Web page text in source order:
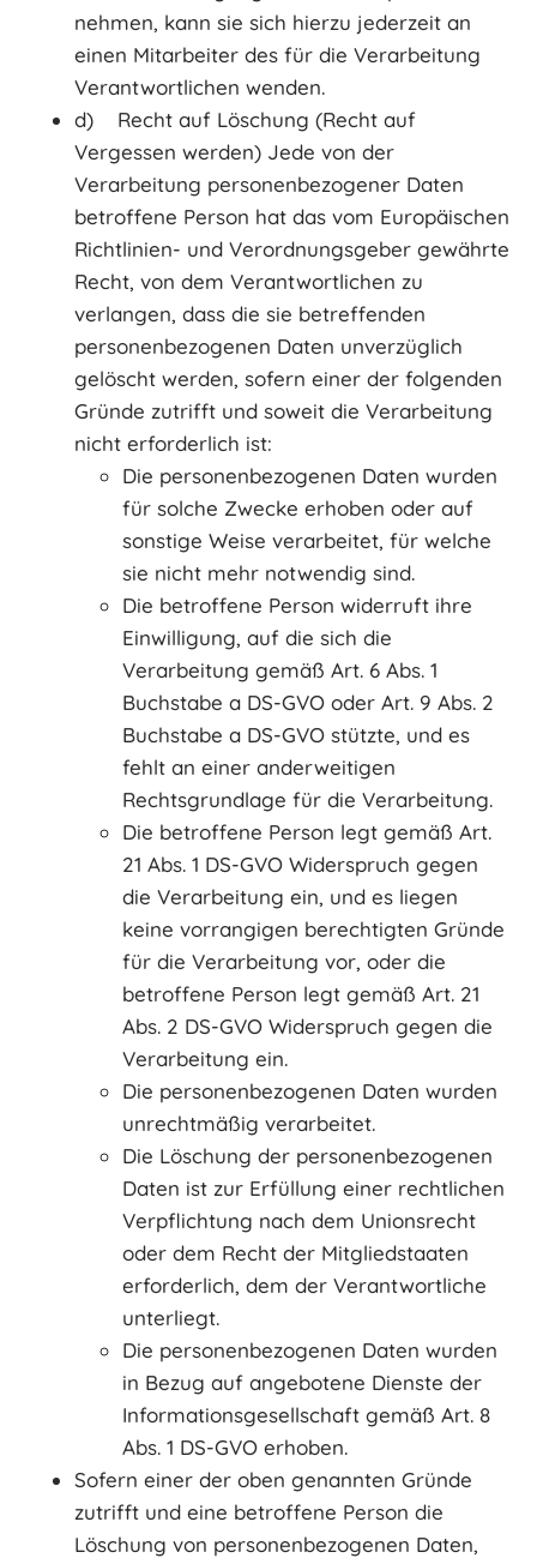
nehmen, kann sie sich hierzu jederzeit an
einen Mitarbeiter des für die Verarbeitung
Verantwortlichen wenden.
d) Recht auf Löschung (Recht auf
Vergessen werden) Jede von der
Verarbeitung personenbezogener Daten
betroffene Person hat das vom Europäischen
Richtlinien- und Verordnungsgeber gewährte
Recht, von dem Verantwortlichen zu
verlangen, dass die sie betreffenden
personenbezogenen Daten unverzüglich
gelöscht werden, sofern einer der folgenden
Gründe zutrifft und soweit die Verarbeitung
nicht erforderlich ist:
Die personenbezogenen Daten wurden
für solche Zwecke erhoben oder auf
sonstige Weise verarbeitet, für welche
sie nicht mehr notwendig sind.
Die betroffene Person widerruft ihre
Einwilligung, auf die sich die
Verarbeitung gemäß Art. 6 Abs. 1
Buchstabe a DS-GVO oder Art. 9 Abs. 2
Buchstabe a DS-GVO stützte, und es
fehlt an einer anderweitigen
Rechtsgrundlage für die Verarbeitung.
Die betroffene Person legt gemäß Art.
21 Abs. 1 DS-GVO Widerspruch gegen
die Verarbeitung ein, und es liegen
keine vorrangigen berechtigten Gründe
für die Verarbeitung vor, oder die
betroffene Person legt gemäß Art. 21
Abs. 2 DS-GVO Widerspruch gegen die
Verarbeitung ein.
Die personenbezogenen Daten wurden
unrechtmäßig verarbeitet.
Die Löschung der personenbezogenen
Daten ist zur Erfüllung einer rechtlichen
Verpflichtung nach dem Unionsrecht
oder dem Recht der Mitgliedstaaten
erforderlich, dem der Verantwortliche
unterliegt.
Die personenbezogenen Daten wurden
in Bezug auf angebotene Dienste der
Informationsgesellschaft gemäß Art. 8
Abs. 1 DS-GVO erhoben.
Sofern einer der oben genannten Gründe
zutrifft und eine betroffene Person die
Löschung von personenbezogenen Daten,